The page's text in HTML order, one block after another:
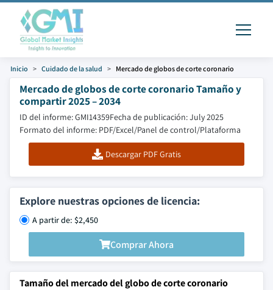
Inicio Cuidado de la salud Mercado de globos de corte coronario
Mercado de globos de corte coronario Tamaño y
compartir 2025 – 2034
ID del informe: GMI14359Fecha de publicación: July 2025
Formato del informe: PDF/Excel/Panel de control/Plataforma
Descargar PDF Gratis
Explore nuestras opciones de licencia:
A partir de: $2,450
Comprar Ahora
Tamaño del mercado del globo de corte coronario